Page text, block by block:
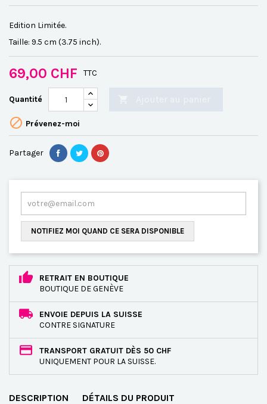
Edition Limitée.
Taille: 9.5 cm (3.75 inch).
69,00 CHF TTC
Quantité
 Prévenez-moi
Partager
NOTIFIEZ MOI QUAND CE SERA DISPONIBLE
RETRAIT EN BOUTIQUE
BOUTIQUE DE GENÈVE
ENVOIE DEPUIS LA SUISSE
CONTRE SIGNATURE
TRANSPORT GRATUIT DÈS 50 CHF
UNIQUEMENT POUR LA SUISSE.
DESCRIPTION DÉTAILS DU PRODUIT